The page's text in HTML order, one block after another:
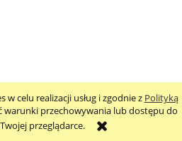
celu realizacji usług i zgodnie z Polityką
warunki przechowywania lub dostępu do
przeglądarce.